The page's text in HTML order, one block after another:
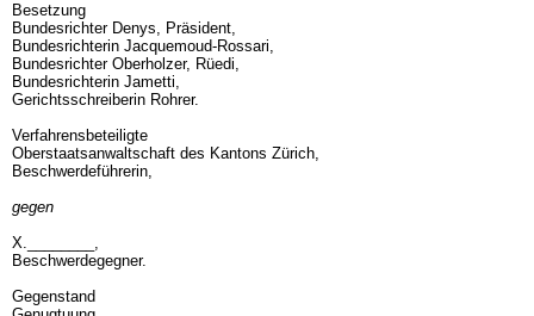
Besetzung
Bundesrichter Denys, Präsident,
Bundesrichterin Jacquemoud-Rossari,
Bundesrichter Oberholzer, Rüedi,
Bundesrichterin Jametti,
Gerichtsschreiberin Rohrer.
Verfahrensbeteiligte
Oberstaatsanwaltschaft des Kantons Zürich,
Beschwerdeführerin,
gegen
X.________,
Beschwerdegegner.
Gegenstand